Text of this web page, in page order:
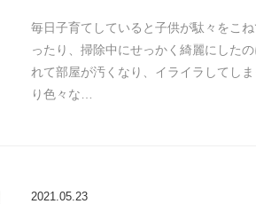
毎日子育てしていると子供が駄々をこ
ったり、掃除中にせっかく綺麗にした
れて部屋が汚くなり、イライラしてし
り色々な…
2021.05.23